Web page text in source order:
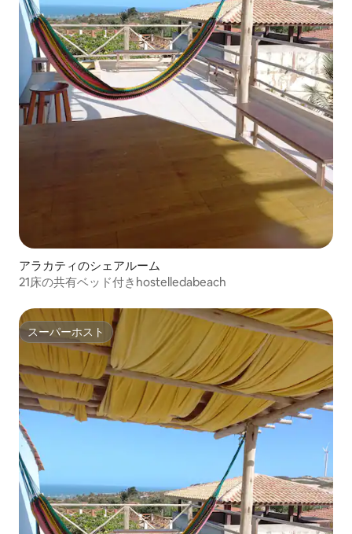
アラカティのシェアルーム
21床の共有ベッド付きhostelledabeach
スーパーホスト
スーパーホスト